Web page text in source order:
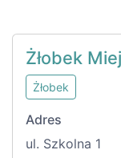
Żłobek
Żłobek
Adres
ul. Szkolna 1